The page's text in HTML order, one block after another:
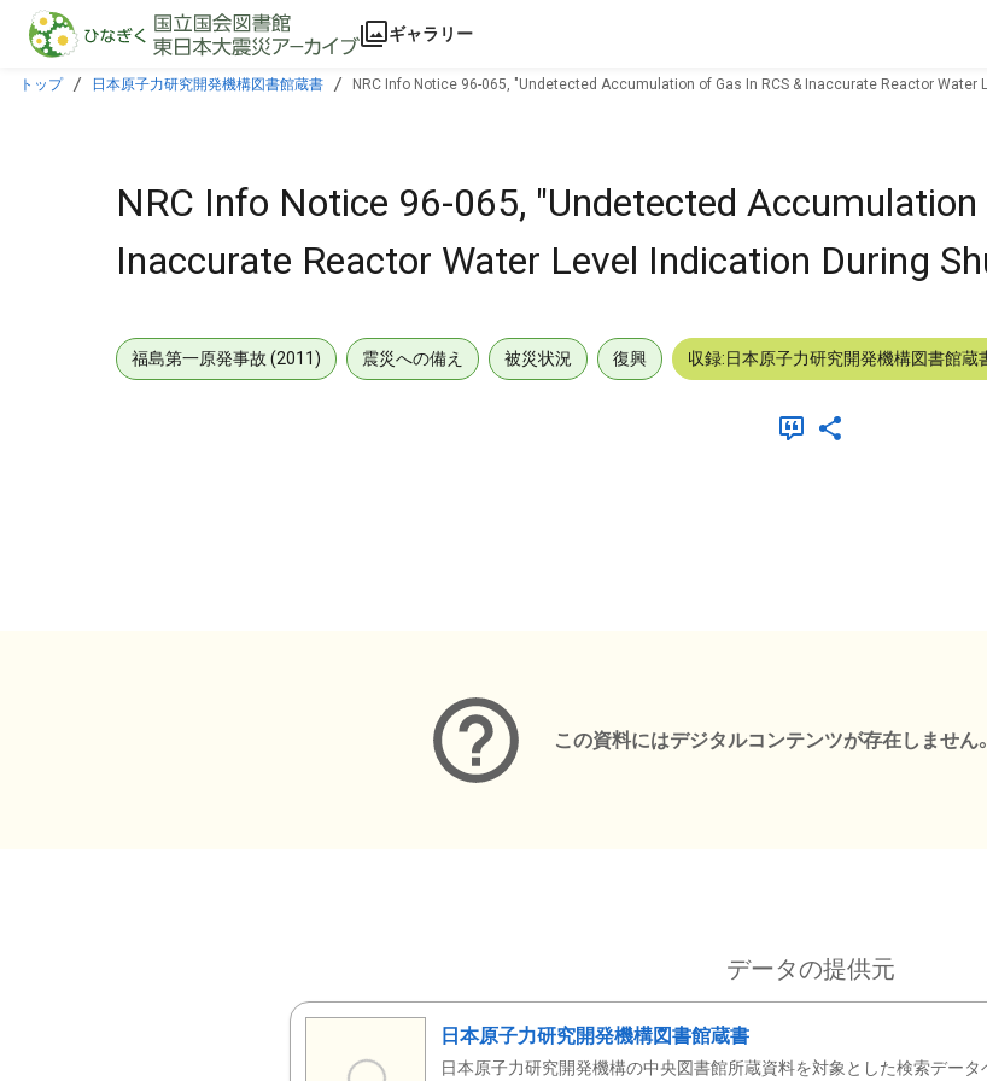
本文に飛ぶ
ギャラリー
トップ 日本原子力研究開発機構図書館蔵書 NRC Info Notice 96-065, "Undetected Accumulation of Gas In RCS & Inaccurate Reactor Water
NRC Info Notice 96-065, "Undetected Accumulation
Inaccurate Reactor Water Level Indication During
福島第一原発事故 (2011) 震災への備え 被災状況 復興 収録:日本原子力研究開発機構図書館蔵
この資料にはデジタルコンテンツが存在しません。
データの提供元
日本原子力研究開発機構図書館蔵書
日本原子力研究開発機構の中央図書館所蔵資料を対象とした検索データ